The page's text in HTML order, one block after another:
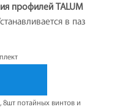
профилей TALUM
в паз
8шт потайных винтов и